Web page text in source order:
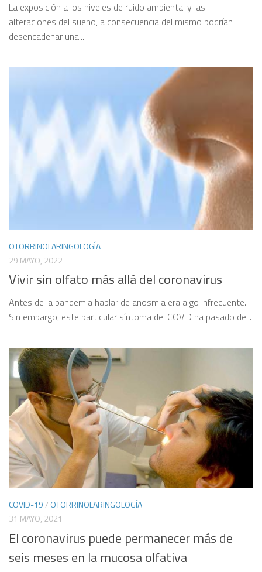
La exposición a los niveles de ruido ambiental y las
alteraciones del sueño, a consecuencia del mismo podrían
desencadenar una...
OTORRINOLARINGOLOGÍA
29 MAYO, 2022
Vivir sin olfato más allá del coronavirus
Antes de la pandemia hablar de anosmia era algo infrecuente.
Sin embargo, este particular síntoma del COVID ha pasado de...
COVID-19/ OTORRINOLARINGOLOGÍA
31 MAYO, 2021
El coronavirus puede permanecer más de
seis meses en la mucosa olfativa